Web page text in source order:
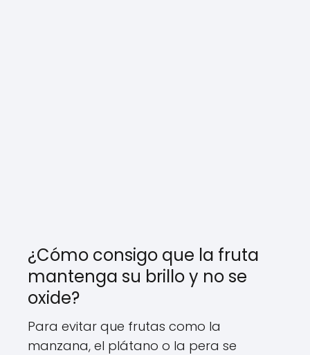
¿Cómo consigo que la fruta
mantenga su brillo y no se
oxide?
Para evitar que frutas como la
manzana, el plátano o la pera se